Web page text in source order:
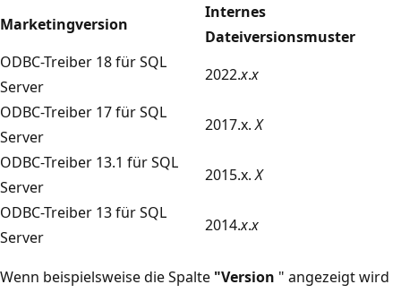
Marketingversion
Internes
Dateiversionsmuster
ODBC-Treiber 18 für SQL
Server
2022.x.x
ODBC-Treiber 17 für SQL
Server
2017.x.X
ODBC-Treiber 13.1 für SQL
Server
2015.x.X
ODBC-Treiber 13 für SQL
Server
2014.x.x
Wenn beispielsweise die Spalte "Version " angezeigt wird